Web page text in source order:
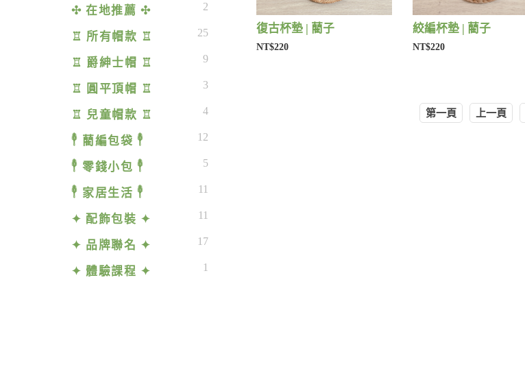
✣ 在地推薦 ✣ 2
♖ 所有帽款 ♖ 25
♖ 爵紳士帽 ♖ 9
♖ 圓平頂帽 ♖ 3
♖ 兒童帽款 ♖ 4
𓇣 藺編包袋 𓇣 12
𓇣 零錢小包 𓇣 5
𓇣 家居生活 𓇣 11
✦ 配飾包裝 ✦ 11
✦ 品牌聯名 ✦ 17
✦ 體驗課程 ✦ 1
復古杯墊 | 藺子
NT$220
絞編杯墊 | 藺子
NT$220
第一頁 上一頁